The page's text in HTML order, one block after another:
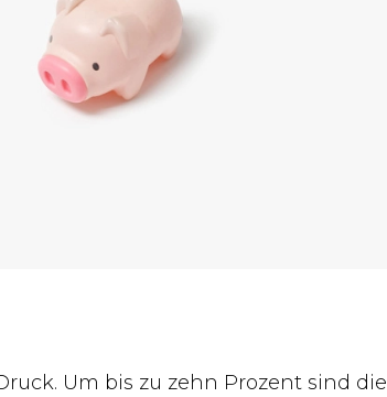
Um bis zu zehn Prozent sind die